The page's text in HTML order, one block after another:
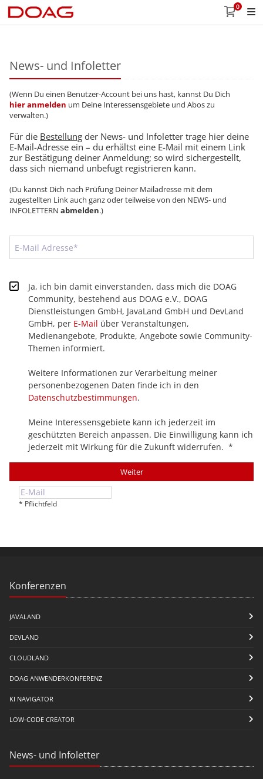
0
News- und Infoletter
(Wenn Du einen Benutzer-Account bei uns hast, kannst Du Dich
hier anmelden um Deine Interessensgebiete und Abos zu
verwalten.)
Für die Bestellung der News- und Infoletter trage hier deine
E-Mail-Adresse ein – du erhältst eine E-Mail mit einem Link
zur Bestätigung deiner Anmeldung; so wird sichergestellt,
dass sich niemand unbefugt registrieren kann.
(Du kannst Dich nach Prüfung Deiner Mailadresse mit dem
zugestellten Link auch ganz oder teilweise von den NEWS- und
INFOLETTERN abmelden.)
Ja, ich bin damit einverstanden, dass mich die DOAG
Community, bestehend aus DOAG e.V., DOAG
Dienstleistungen GmbH, JavaLand GmbH und DevLand
GmbH, per E-Mail über Veranstaltungen,
Medienangebote, Produkte, Angebote sowie Community-
Themen informiert.
Weitere Informationen zur Verarbeitung meiner
personenbezogenen Daten finde ich in den
Datenschutzbestimmungen.
Meine Interessensgebiete kann ich jederzeit im
geschützten Bereich anpassen. Die Einwilligung kann ich
jederzeit mit Wirkung für die Zukunft widerrufen. *
Weiter
* Pflichtfeld
Konferenzen
JAVALAND
DEVLAND
CLOUDLAND
DOAG ANWENDERKONFERENZ
KI NAVIGATOR
LOW-CODE CREATOR
News- und Infoletter